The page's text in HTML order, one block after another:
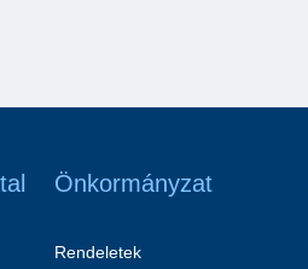
Önkormányzat
Rendeletek